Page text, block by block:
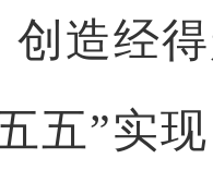
创造经
五”实